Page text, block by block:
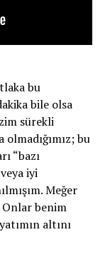
bu
bile olsa
sürekli
olmadığımız; bu
“bazı
iyi
Meğer
benim
altını